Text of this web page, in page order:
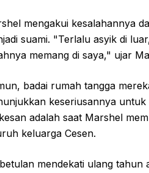
mengakui kesalahannya
suami. "Terlalu asyik di
memang di saya," ujar
badai rumah tangga
keseriusannya
adalah saat Marshel
keluarga Cesen.
mendekati ulang tahun